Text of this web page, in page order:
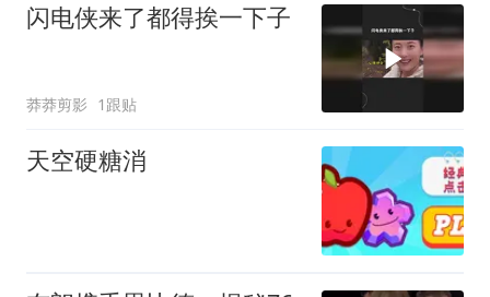
闪电侠来了都得挨一下子
莽莽剪影 1跟贴
天空硬糖消